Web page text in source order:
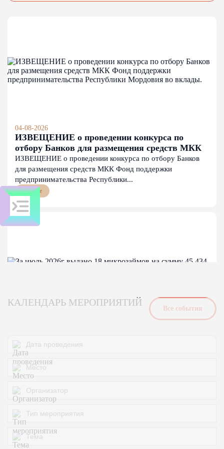
04-08-2026
ИЗВЕЩЕНИЕ о проведении конкурса по
отбору Банков для размещения средств МКК
Фонд поддержки предпринимательства
Республики Мордовия во вклады.
ИЗВЕЩЕНИЕ о проведении конкурса по отбору Банков
для размещения средств МКК Фонд поддержки
предпринимательства Республики...
Прочее
сумму 45 434 000,00
За июль 2026г выдано 18 микрозаймов на сумму 45 434
000,00
КАЛЕНДАРЬ МЕРОПРИЯТИЙ
Bсе события